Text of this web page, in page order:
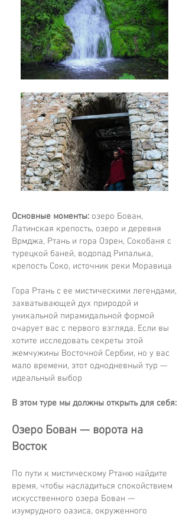
Основные моменты: озеро Бован,
Латинская крепость, озеро и деревня
Врмджа, Ртань и гора Озрен, Сокобаня с
турецкой баней, водопад Рипалька,
крепость Соко, источник реки Моравица
Гора Ртань с ее мистическими легендами,
захватывающей дух природой и
уникальной пирамидальной формой
очарует вас с первого взгляда. Если вы
хотите исследовать секреты этой
жемчужины Восточной Сербии, но у вас
мало времени, этот однодневный тур —
идеальный выбор
В этом туре мы должны открыть для себя:
Озеро Бован — ворота на
Восток
По пути к мистическому Ртаню найдите
время, чтобы насладиться спокойствием
искусственного озера Бован —
изумрудного оазиса, окруженного